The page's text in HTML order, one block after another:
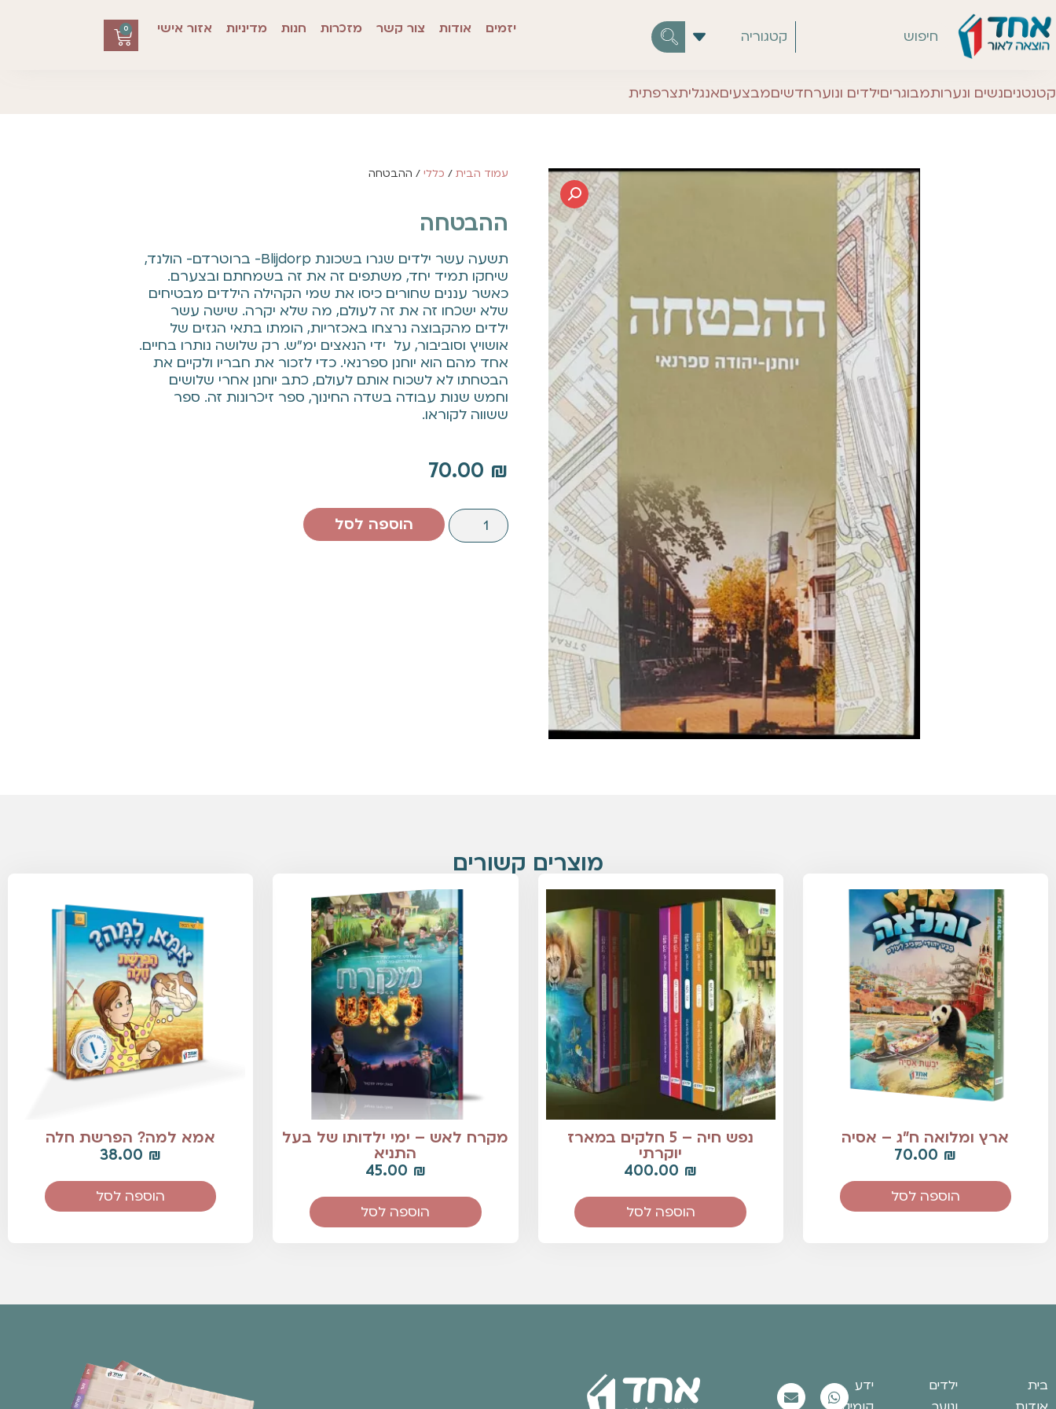
קטגוריה יזמים אודות צור קשר מזכרות חנות מדיניות אזור אישי 0
קטנטניםנשים ונערותמבוגריםילדים ונוערחדשיםמבצעיםאנגליתצרפתית
עמוד הבית / כללי / ההבטחה
ההבטחה
תשעה עשר ילדים שגרו בשכונת Blijdorp- ברוטרדם- הולנד,
שיחקו תמיד יחד, משתפים זה את זה בשמחתם ובצערם.
כאשר עננים שחורים כיסו את שמי הקהילה הילדים מבטיחים
שלא ישכחו זה את זה לעולם, מה שלא יקרה. שישה עשר
ילדים מהקבוצה נרצחו באכזריות, הומתו בתאי הגזים של
אושויץ וסוביבור, על ידי הנאצים ימ"ש. רק שלושה נותרו בחיים.
אחד מהם הוא יוחנן ספרנאי. כדי לזכור את חבריו ולקיים את
הבטחתו לא לשכוח אותם לעולם, כתב יוחנן אחרי שלושים
וחמש שנות עבודה בשדה החינוך, ספר זיכרונות זה. ספר
ששווה לקוראו.
70.00 ₪
הוספה לסל
מוצרים קשורים
ארץ ומלואה ח"ג – אסיה
70.00 ₪
הוספה לסל
נפש חיה – 5 חלקים במארז
יוקרתי
400.00 ₪
הוספה לסל
מקרח לאש – ימי ילדותו של בעל
התניא
45.00 ₪
הוספה לסל
אמא למה? הפרשת חלה
38.00 ₪
הוספה לסל
בית
ילדים
ידע